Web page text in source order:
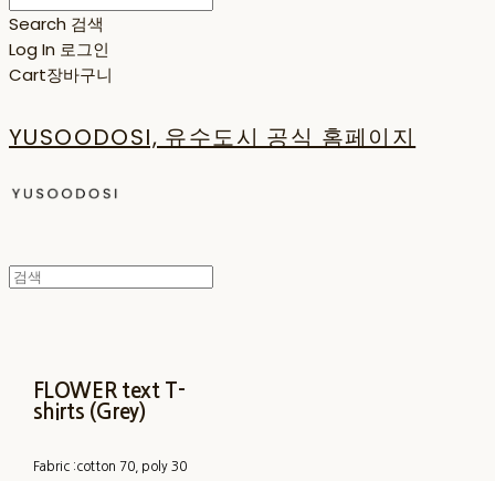
Search 검색
Log In 로그인
Cart장바구니
YUSOODOSI, 유수도시 공식 홈페이지
FLOWER text T-
shirts (Grey)
Fabric :cotton 70, poly 30